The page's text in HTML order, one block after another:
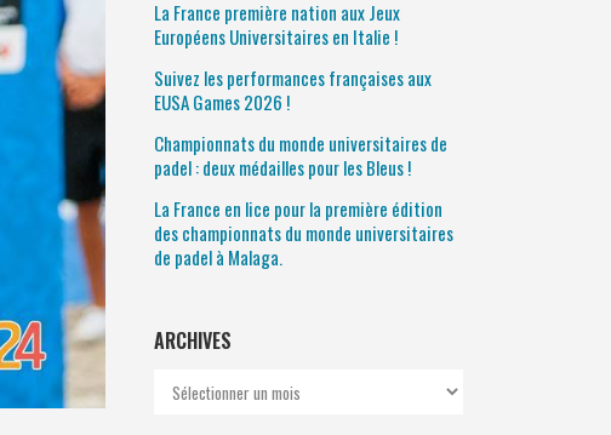
La France première nation aux Jeux
Européens Universitaires en Italie !
Suivez les performances françaises aux
EUSA Games 2026 !
Championnats du monde universitaires de
padel : deux médailles pour les Bleus !
La France en lice pour la première édition
des championnats du monde universitaires
de padel à Malaga.
ARCHIVES
Archives